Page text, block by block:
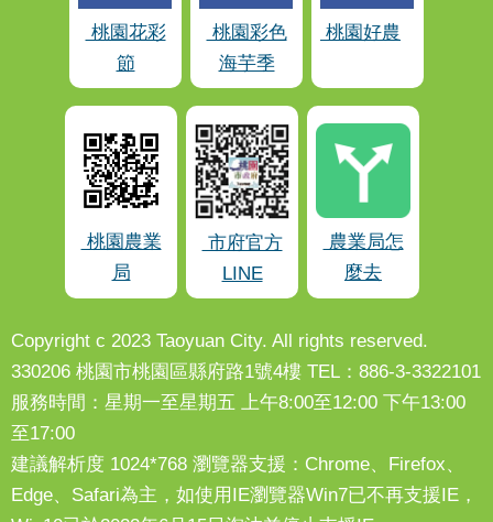
桃園花彩
節
桃園彩色
海芋季
桃園好農
桃園農業
局
市府官方
LINE
農業局怎
麼去
Copyright c 2023 Taoyuan City. All rights reserved.
330206 桃園市桃園區縣府路1號4樓 TEL：886-3-3322101
服務時間：星期一至星期五 上午8:00至12:00 下午13:00
至17:00
建議解析度 1024*768 瀏覽器支援：Chrome、Firefox、
Edge、Safari為主，如使用IE瀏覽器Win7已不再支援IE，